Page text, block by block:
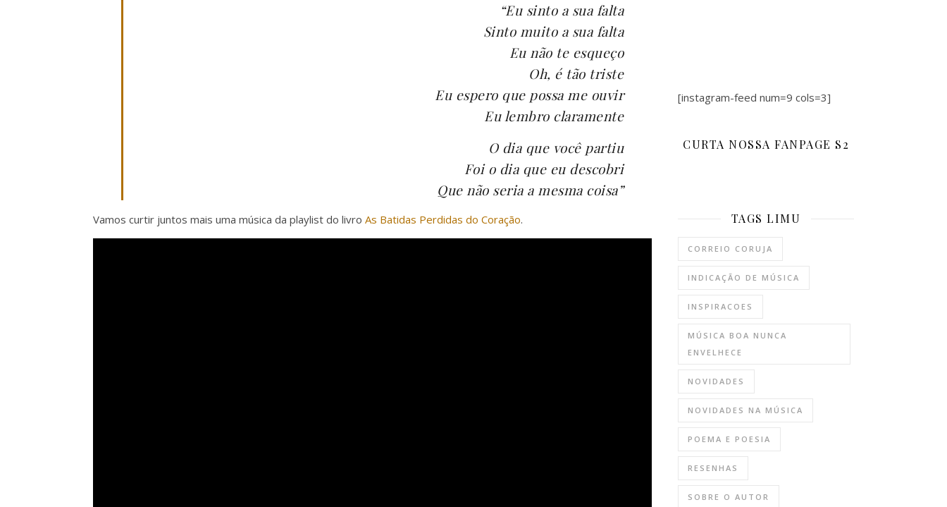
“Eu sinto a sua falta
Sinto muito a sua falta
Eu não te esqueço
Oh, é tão triste
Eu espero que possa me ouvir
Eu lembro claramente
O dia que você partiu
Foi o dia que eu descobri
Que não seria a mesma coisa”
Vamos curtir juntos mais uma música da playlist do livro As Batidas Perdidas do Coração.
[instagram-feed num=9 cols=3]
CURTA NOSSA FANPAGE S2
TAGS LIMU
CORREIO CORUJA
INDICAÇÃO DE MÚSICA
INSPIRACOES
MÚSICA BOA NUNCA
ENVELHECE
NOVIDADES
NOVIDADES NA MÚSICA
POEMA E POESIA
RESENHAS
SOBRE O AUTOR